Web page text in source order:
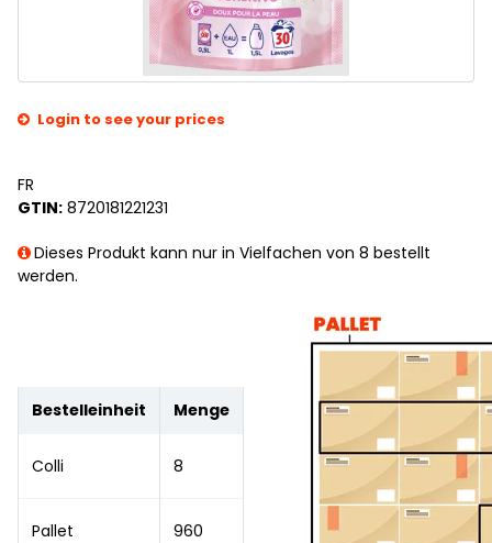
Login to see your prices
FR
GTIN: 8720181221231
Dieses Produkt kann nur in Vielfachen von 8 bestellt
werden.
Bestelleinheit Menge
Colli 8
Pallet 960